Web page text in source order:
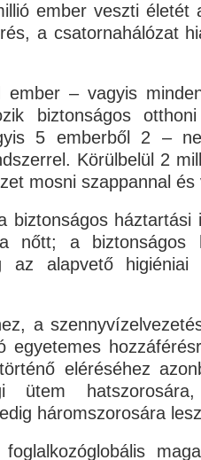
ember veszti életét
a csatornahálózat
ember – vagyis
biztonságos
5 emberből 2 –
Körülbelül 2
mosni szappannal és
biztonságos háztartási
nőtt; a biztonságos
az alapvető higiéniai
a
egyetemes
eléréséhez
ütem
háromszorosára